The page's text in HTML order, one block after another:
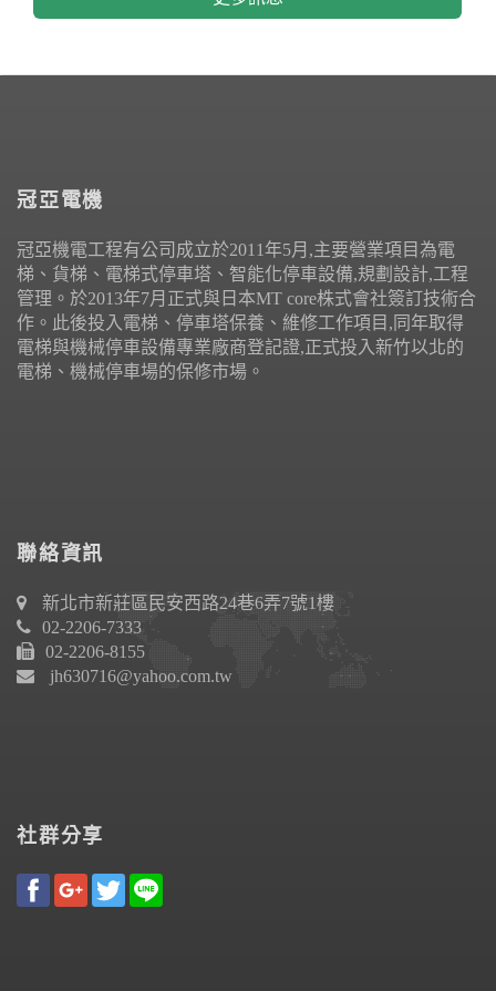
冠亞電機
冠亞機電工程有公司成立於2011年5月,主要營業項目為電
梯、貨梯、電梯式停車塔、智能化停車設備,規劃設計,工程
管理。於2013年7月正式與日本MT core株式會社簽訂技術合
作。此後投入電梯、停車塔保養、維修工作項目,同年取得
電梯與機械停車設備專業廠商登記證,正式投入新竹以北的
電梯、機械停車場的保修市場。
聯絡資訊
新北市新莊區民安西路24巷6弄7號1樓
02-2206-7333
02-2206-8155
jh630716@yahoo.com.tw
社群分享